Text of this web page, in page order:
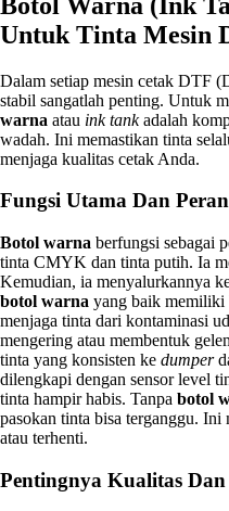
Untuk Tinta Mesin
Dalam setiap mesin cetak DTF
stabil sangatlah penting. Untuk
warna atau ink tankadalah
wadah. Ini memastikan tinta
menjaga kualitas cetak Anda.
Fungsi Utama Dan
Botol warna berfungsi sebagai
tinta CMYK dan tinta putih. Ia
Kemudian, ia menyalurkannya
botol warna yang baik memiliki
menjaga tinta dari kontaminasi
mengering atau membentuk
tinta yang konsisten ke dumper
dilengkapi dengan sensor level
tinta hampir habis. Tanpa botol
pasokan tinta bisa terganggu. Ini
atau terhenti.
Pentingnya Kualitas